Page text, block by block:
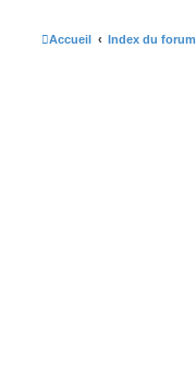
Accueil Index du forum